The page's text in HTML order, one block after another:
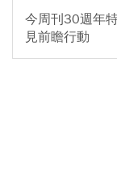
今周刊30週年
見前瞻行動